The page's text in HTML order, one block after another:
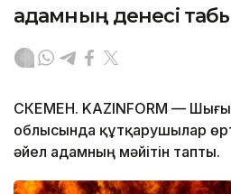
адамның денесі
ӨСКЕМЕН. KAZINFORM —
облысында құтқарушылар
әйел адамның мәйітін тапты.